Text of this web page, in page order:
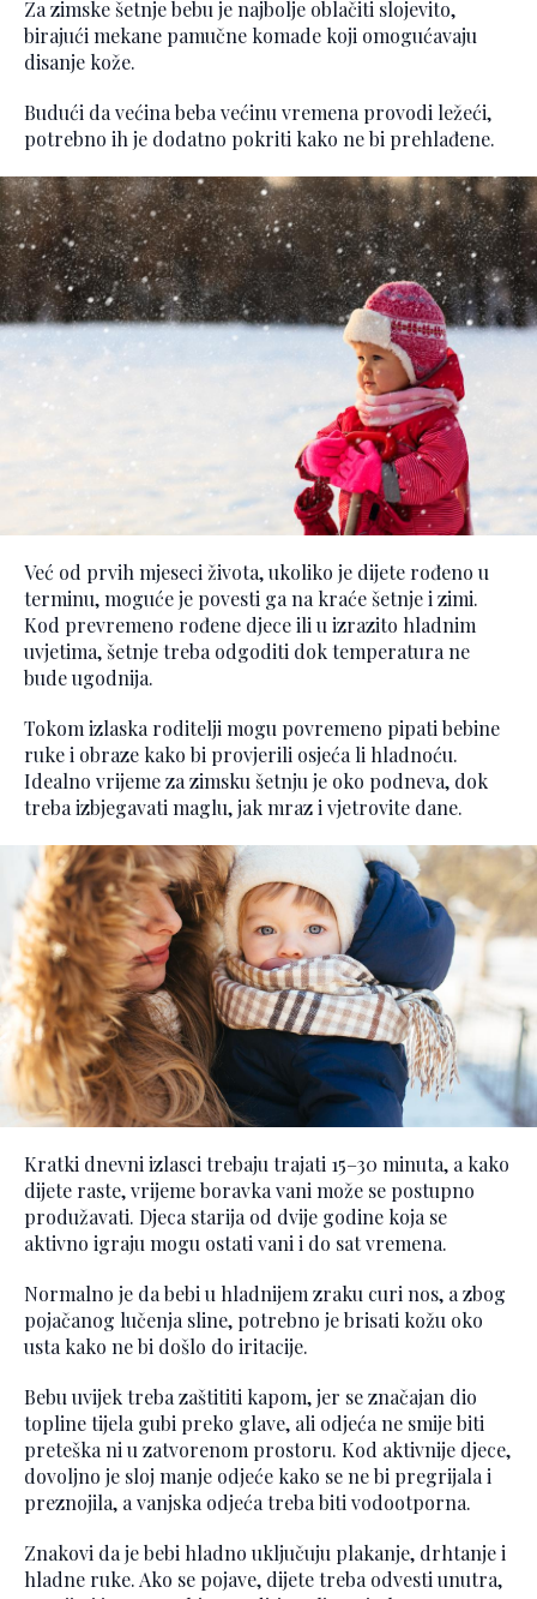
Za zimske šetnje bebu je najbolje oblačiti slojevito,
birajući mekane pamučne komade koji omogućavaju
disanje kože.
Budući da većina beba većinu vremena provodi ležeći,
potrebno ih je dodatno pokriti kako ne bi prehlađene.
Već od prvih mjeseci života, ukoliko je dijete rođeno u
terminu, moguće je povesti ga na kraće šetnje i zimi.
Kod prevremeno rođene djece ili u izrazito hladnim
uvjetima, šetnje treba odgoditi dok temperatura ne
bude ugodnija.
Tokom izlaska roditelji mogu povremeno pipati bebine
ruke i obraze kako bi provjerili osjeća li hladnoću.
Idealno vrijeme za zimsku šetnju je oko podneva, dok
treba izbjegavati maglu, jak mraz i vjetrovite dane.
Kratki dnevni izlasci trebaju trajati 15–30 minuta, a kako
dijete raste, vrijeme boravka vani može se postupno
produžavati. Djeca starija od dvije godine koja se
aktivno igraju mogu ostati vani i do sat vremena.
Normalno je da bebi u hladnijem zraku curi nos, a zbog
pojačanog lučenja sline, potrebno je brisati kožu oko
usta kako ne bi došlo do iritacije.
Bebu uvijek treba zaštititi kapom, jer se značajan dio
topline tijela gubi preko glave, ali odjeća ne smije biti
preteška ni u zatvorenom prostoru. Kod aktivnije djece,
dovoljno je sloj manje odjeće kako se ne bi pregrijala i
preznojila, a vanjska odjeća treba biti vodootporna.
Znakovi da je bebi hladno uključuju plakanje, drhtanje i
hladne ruke. Ako se pojave, dijete treba odvesti unutra,